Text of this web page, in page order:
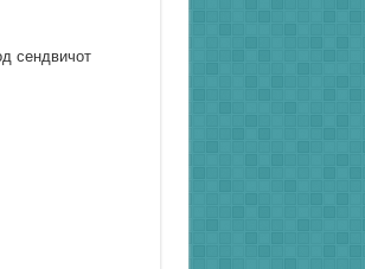
сендвичот